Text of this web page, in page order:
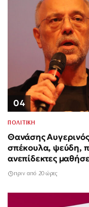
04
ΠΟΛΙΤΙΚΗ
Θανάσης
σπέκουλα, ψεύδη,
ανεπίδεκτες
πριν από 20 ώρες